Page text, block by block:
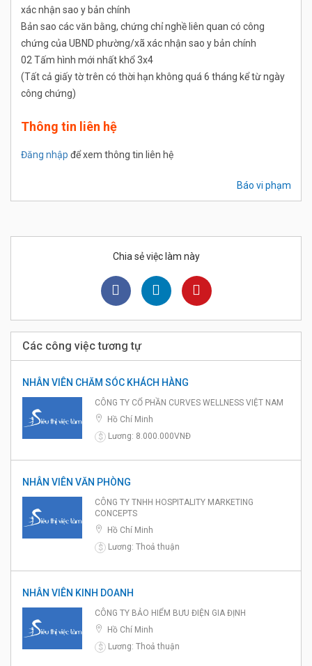
xác nhận sao y bản chính
Bản sao các văn bằng, chứng chỉ nghề liên quan có công
chứng của UBND phường/xã xác nhận sao y bản chính
02 Tấm hình mới nhất khổ 3x4
(Tất cả giấy tờ trên có thời hạn không quá 6 tháng kể từ ngày
công chứng)
Thông tin liên hệ
Đăng nhập để xem thông tin liên hệ
Báo vi phạm
Chia sẻ việc làm này
Các công việc tương tự
NHÂN VIÊN CHĂM SÓC KHÁCH HÀNG
CÔNG TY CỔ PHẦN CURVES WELLNESS VIỆT NAM
Hồ Chí Minh
$
Lương: 8.000.000VNĐ
NHÂN VIÊN VĂN PHÒNG
CÔNG TY TNHH HOSPITALITY MARKETING
CONCEPTS
Hồ Chí Minh
$
Lương: Thoả thuận
NHÂN VIÊN KINH DOANH
CÔNG TY BẢO HIỂM BƯU ĐIỆN GIA ĐỊNH
Hồ Chí Minh
$
Lương: Thoả thuận